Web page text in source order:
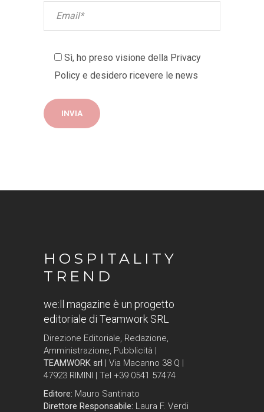
Sì, ho preso visione della Privacy
Policy e desidero ricevere le news
HOSPITALITY
TREND
we:ll magazine è un progetto
editoriale di Teamwork SRL
Direzione Editoriale, Redazione,
Amministrazione, Pubblicità |
TEAMWORK srl | Via Macanno 38 Q |
47923 RIMINI | Tel +39 0541 57474
Editore: Mauro Santinato
Direttore Responsabile: Laura F. Verdi